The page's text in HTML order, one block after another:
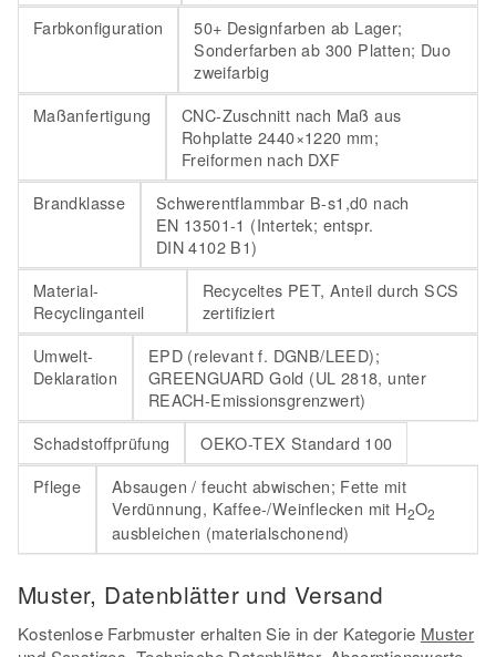
Farbkonfiguration
50+ Designfarben ab Lager;
Sonderfarben ab 300 Platten; Duo
zweifarbig
Maßanfertigung
CNC-Zuschnitt nach Maß aus
Rohplatte 2440×1220 mm;
Freiformen nach DXF
Brandklasse
Schwerentflammbar B-s1,d0 nach
EN 13501-1 (Intertek; entspr.
DIN 4102 B1)
Material-
Recyclinganteil
Recyceltes PET, Anteil durch SCS
zertifiziert
Umwelt-
Deklaration
EPD (relevant f. DGNB/LEED);
GREENGUARD Gold (UL 2818, unter
REACH-Emissionsgrenzwert)
Schadstoffprüfung
OEKO-TEX Standard 100
Pflege
Absaugen / feucht abwischen; Fette mit
Verdünnung, Kaffee-/Weinflecken mit H2O2
ausbleichen (materialschonend)
Muster, Datenblätter und Versand
Kostenlose Farbmuster erhalten Sie in der Kategorie Muster